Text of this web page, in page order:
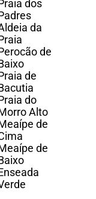
dos
da
de
de
do
Alto
de
de